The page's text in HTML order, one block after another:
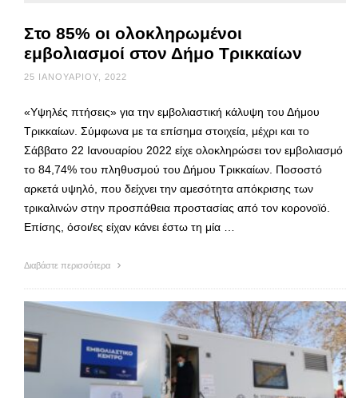
Στο 85% οι ολοκληρωμένοι
εμβολιασμοί στον Δήμο Τρικκαίων
25 ΙΑΝΟΥΑΡΊΟΥ, 2022
«Υψηλές πτήσεις» για την εμβολιαστική κάλυψη του Δήμου
Τρικκαίων. Σύμφωνα με τα επίσημα στοιχεία, μέχρι και το
Σάββατο 22 Ιανουαρίου 2022 είχε ολοκληρώσει τον εμβολιασμό
το 84,74% του πληθυσμού του Δήμου Τρικκαίων. Ποσοστό
αρκετά υψηλό, που δείχνει την αμεσότητα απόκρισης των
τρικαλινών στην προσπάθεια προστασίας από τον κορονοϊό.
Επίσης, όσοι/ες είχαν κάνει έστω τη μία …
Διαβάστε περισσότερα